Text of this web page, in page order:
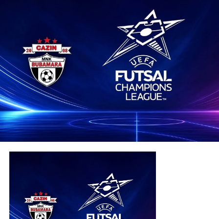
poručili da je Ryan pokazao koliko se Bosna može voljeti
bez obzira na to gdje je neko rođen, te da ljubav prema
Share
Share
Share
POVEZANE TEME:
UP NEXT
Junak Bosne i Hercegovine otvorio dušu: “Zvao sam
mamu, a moje Krajišnike činim ponosnim”